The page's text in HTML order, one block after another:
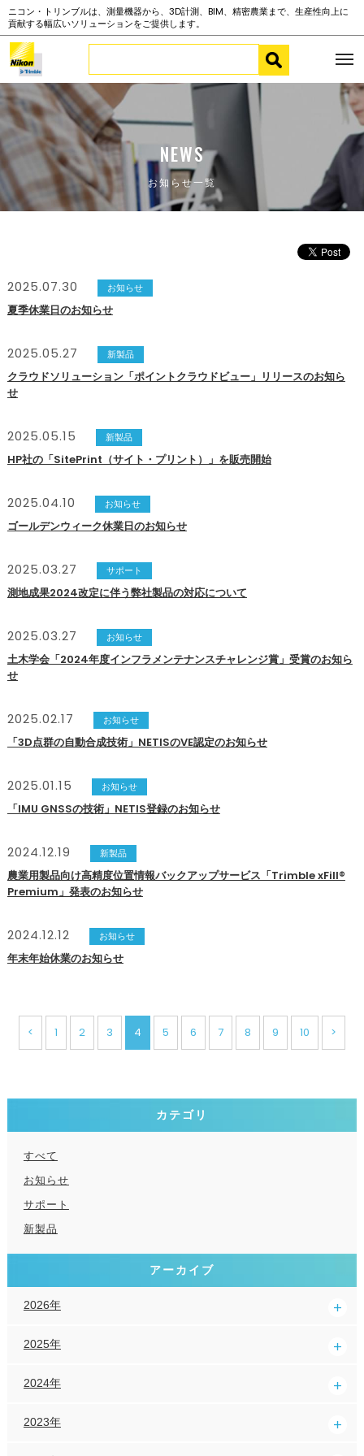
ニコン・トリンブルは、測量機器から、3D計測、BIM、精密農業まで、生産性向上に
貢献する幅広いソリューションをご提供します。
NEWS
お知らせ一覧
2025.07.30 お知らせ
夏季休業日のお知らせ
2025.05.27 新製品
クラウドソリューション「ポイントクラウドビュー」リリースのお知ら
せ
2025.05.15 新製品
HP社の「SitePrint（サイト・プリント）」を販売開始
2025.04.10 お知らせ
ゴールデンウィーク休業日のお知らせ
2025.03.27 サポート
測地成果2024改定に伴う弊社製品の対応について
2025.03.27 お知らせ
土木学会「2024年度インフラメンテナンスチャレンジ賞」受賞のお知ら
せ
2025.02.17 お知らせ
「3D点群の自動合成技術」NETISのVE認定のお知らせ
2025.01.15 お知らせ
「IMU GNSSの技術」NETIS登録のお知らせ
2024.12.19 新製品
農業用製品向け高精度位置情報バックアップサービス「Trimble xFill®
Premium」発表のお知らせ
2024.12.12 お知らせ
年末年始休業のお知らせ
< 1 2 3 4 5 6 7 8 9 10 >
カテゴリ
すべて
お知らせ
サポート
新製品
アーカイブ
2026年
2025年
2024年
2023年